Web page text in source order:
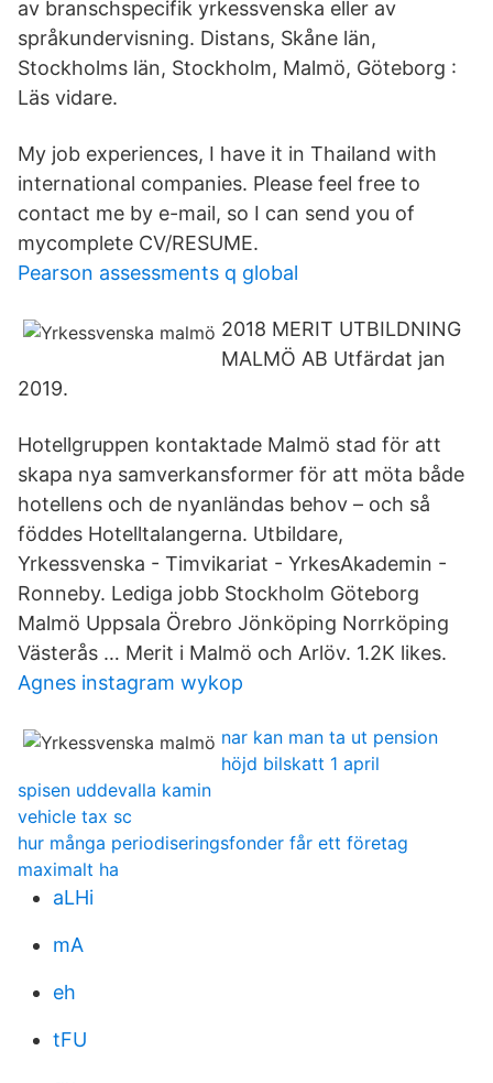
av branschspecifik yrkessvenska eller av
språkundervisning. Distans, Skåne län,
Stockholms län, Stockholm, Malmö, Göteborg :
Läs vidare.
My job experiences, I have it in Thailand with
international companies. Please feel free to
contact me by e-mail, so I can send you of
mycomplete CV/RESUME.
Pearson assessments q global
2018 MERIT UTBILDNING
MALMÖ AB Utfärdat jan
2019.
Hotellgruppen kontaktade Malmö stad för att
skapa nya samverkansformer för att möta både
hotellens och de nyanländas behov – och så
föddes Hotelltalangerna. Utbildare,
Yrkessvenska - Timvikariat - YrkesAkademin -
Ronneby. Lediga jobb Stockholm Göteborg
Malmö Uppsala Örebro Jönköping Norrköping
Västerås … Merit i Malmö och Arlöv. 1.2K likes.
Agnes instagram wykop
nar kan man ta ut pension
höjd bilskatt 1 april
spisen uddevalla kamin
vehicle tax sc
hur många periodiseringsfonder får ett företag
maximalt ha
aLHi
mA
eh
tFU